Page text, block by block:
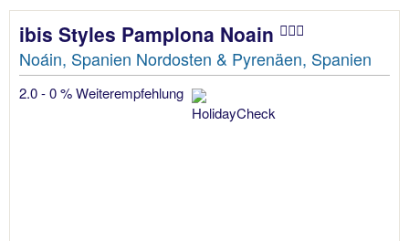
ibis Styles Pamplona Noain
Noáin, Spanien Nordosten & Pyrenäen, Spanien
2.0 - 0 % Weiterempfehlung